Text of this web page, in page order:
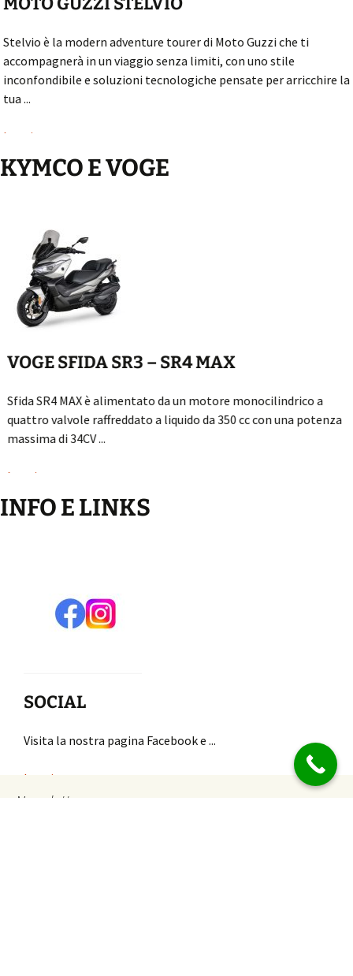
Stelvio è la modern adventure tourer di Moto Guzzi che ti
accompagnerà in un viaggio senza limiti, con uno stile
inconfondibile e soluzioni tecnologiche pensate per arricchire la
tua ...
Leggi...
KYMCO E VOGE
VOGE SFIDA SR3 – SR4 MAX
Sfida SR4 MAX è alimentato da un motore monocilindrico a
quattro valvole raffreddato a liquido da 350 cc con una potenza
massima di 34CV ...
Leggi...
INFO E LINKS
SOCIAL
Visita la nostra pagina Facebook e ...
Leggi...
Newsletter